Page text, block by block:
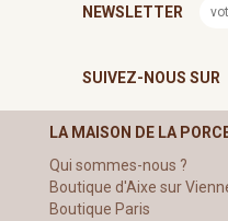
NEWSLETTER
SUIVEZ-NOUS SUR
LA MAISON DE LA
Qui sommes-nous ?
Boutique d'Aixe sur
Boutique Paris